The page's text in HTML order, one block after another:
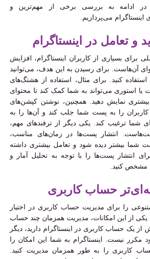
در ادامه به بررسی برخی از مهم‌ترین و
اینستاگرام می‌پردازیم.
و تعامل در اینستاگرام
برای بسیاری از کاربران اینستاگرام، افزایش
آن‌هاست. برای رسیدن به این هدف، می‌توانید
کنید. برای مثال، استفاده از هشتگ‌های
استوری می‌تواند به شما کمک کند تا محتوای
نمایش دهید. همچنین، نوشتن کپشن‌های
را به پست شما جلب کند و آن‌ها را به
شما ترغیب کند. یکی دیگر از ترفندهای مهم،
انتشار پست‌ها در زمان‌های مناسب،
بیشتر دیده شود و تعامل بیشتری داشته
انتشار پست‌ها را با توجه به تحلیل آمار و
مشخص کنید.
حساب کاربری
متنوعی را برای مدیریت حساب کاربری در اختیار
یکی از این امکانات، مدیریت همزمان چند حساب
یک حساب کاربری در اینستاگرام دارید، دیگر
مکرر نیست. اینستاگرام به شما این امکان را
کاربری را به طور همزمان مدیریت کنید.